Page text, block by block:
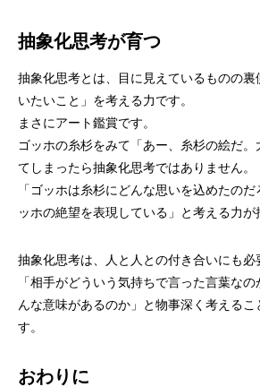
抽象化思考が育つ
抽象化思考とは、目に見えているものの
いたいこと」を考える力です。
まさにアート鑑賞です。
ゴッホの糸杉をみて「あー、糸杉の絵だ。
てしまったら抽象化思考ではありません。
「ゴッホは糸杉にどんな思いを込めたの
ッホの絶望を表現している」と考える力が
抽象化思考は、人と人との付き合いにも必
「相手がどういう気持ちで言った言葉な
んな意味があるのか」と物事深く考えるこ
す。
おわりに